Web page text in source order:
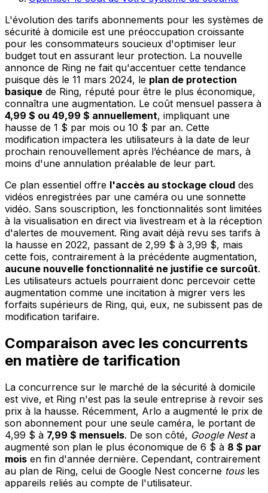
L'évolution des tarifs abonnements pour les systèmes de
sécurité à domicile est une préoccupation croissante
pour les consommateurs soucieux d'optimiser leur
budget tout en assurant leur protection. La nouvelle
annonce de Ring ne fait qu'accentuer cette tendance
puisque dès le 11 mars 2024, le plan de protection
basique de Ring, réputé pour être le plus économique,
connaîtra une augmentation. Le coût mensuel passera à
4,99 $ ou 49,99 $ annuellement, impliquant une
hausse de 1 $ par mois ou 10 $ par an. Cette
modification impactera les utilisateurs à la date de leur
prochain renouvellement après l’échéance de mars, à
moins d'une annulation préalable de leur part.
Ce plan essentiel offre l'accès au stockage cloud des
vidéos enregistrées par une caméra ou une sonnette
vidéo. Sans souscription, les fonctionnalités sont limitées
à la visualisation en direct via livestream et à la réception
d'alertes de mouvement. Ring avait déjà revu ses tarifs à
la hausse en 2022, passant de 2,99 $ à 3,99 $, mais
cette fois, contrairement à la précédente augmentation,
aucune nouvelle fonctionnalité ne justifie ce surcoût.
Les utilisateurs actuels pourraient donc percevoir cette
augmentation comme une incitation à migrer vers les
forfaits supérieurs de Ring, qui, eux, ne subissent pas de
modification tarifaire.
Comparaison avec les concurrents
en matière de tarification
La concurrence sur le marché de la sécurité à domicile
est vive, et Ring n'est pas la seule entreprise à revoir ses
prix à la hausse. Récemment, Arlo a augmenté le prix de
son abonnement pour une seule caméra, le portant de
4,99 $ à 7,99 $ mensuels. De son côté, Google Nesta
augmenté son plan le plus économique de 6 $ à 8 $ par
mois en fin d'année dernière. Cependant, contrairement
au plan de Ring, celui de Google Nest concerne tousles
appareils reliés au compte de l'utilisateur.